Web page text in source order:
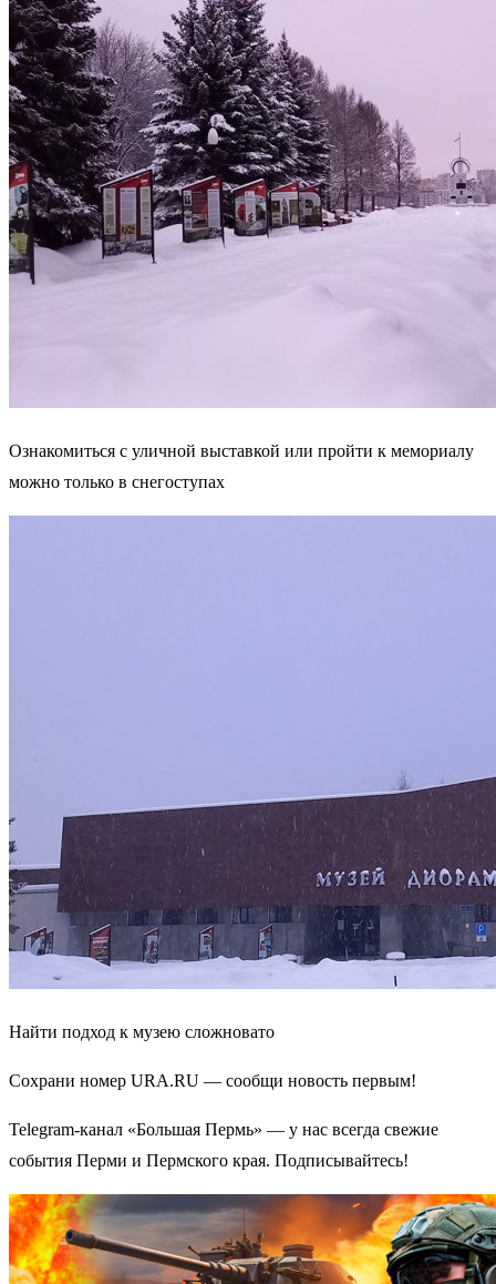
Ознакомиться с уличной выставкой или пройти к мемориалу
можно только в снегоступах
Найти подход к музею сложновато
Сохрани номер URA.RU — сообщи новость первым!
Telegram-канал «Большая Пермь» — у нас всегда свежие
события Перми и Пермского края. Подписывайтесь!